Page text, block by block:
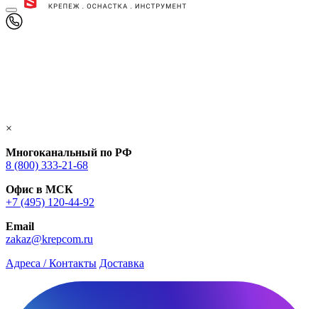
×
Многоканальный по РФ
8 (800) 333‑21-68
Офис в МСК
+7 (495) 120-44-92
Email
zakaz@krepcom.ru
Адреса / Контакты Доставка